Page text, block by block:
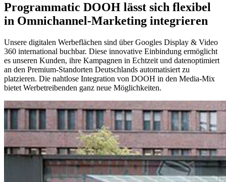
Programmatic DOOH lässt sich flexibel
in Omnichannel-Marketing integrieren
Unsere digitalen Werbeflächen sind über Googles Display & Video
360 international buchbar. Diese innovative Einbindung ermöglicht
es unseren Kunden, ihre Kampagnen in Echtzeit und datenoptimiert
an den Premium-Standorten Deutschlands automatisiert zu
platzieren. Die nahtlose Integration von DOOH in den Media-Mix
bietet Werbetreibenden ganz neue Möglichkeiten.